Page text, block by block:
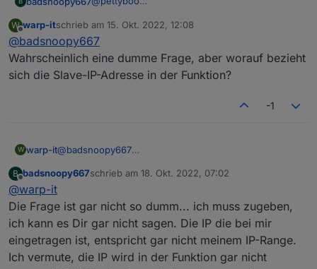
RegisterSpacesToReadContinuouslyPtr
        currentinverter++
if
            currentinverter =
            triggerprocessing =
1
        }
https://forum.iobroker.net/assets/uploads/files/
1624831109365-solar-inverter-modbus-
interface-definitions-v3.0.pdf
schreiben! Ich kann jetzt die maximale
Entladeleistung der Batterie auf 0 setzen wenn
das eAuto lädt.
Ich hab es mit node-red gemacht. Hier der
Flow für das eine Register:
flows.json
Den Wert den man einstellen will, z.B. 400 Watt
schreibt man in den SET Datenpunkt (vorher
anlegen!). Das Hauptproblem ist, dass der Wert
Also muss er aufgeteilt werden. Das macht der
kaputt machen, falsche Werte nimmt der WR
Hier nochmal die Modbus Interface Definitions
https://forum.iobroker.net/assets/uploads/files/
1624831109365-solar-inverter-modbus-
interface-definitions-v3.0.pdf
Viel Erfolg!
W
Offline
warp-itschrieb am 15. Okt. 2022, 12:08
zuletzt editiert von
@badsnoopy667
Wahrscheinlich eine dumme Frage, aber worauf bezieht
sich die Slave-IP-Adresse in der Funktion?
-1
W warp-it@badsnoopy667
bezieht sich die Slave-IP-Adresse in der Funktion?
B badsnoopy667schrieb am 18. Okt. 2022, 07:02
zuletzt editiert von
@warp-it
Die Frage ist gar nicht so dumm... ich muss zugeben,
ich kann es Dir gar nicht sagen. Die IP die bei mir
eingetragen ist, entspricht gar nicht meinem IP-Range.
Ich vermute, die IP wird in der Funktion gar nicht